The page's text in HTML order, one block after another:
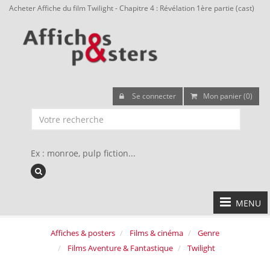
Acheter Affiche du film Twilight - Chapitre 4 : Révélation 1ère partie (cast)
Se connecter Mon panier (0)
Ex : monroe, pulp fiction...
MENU
Affiches & posters Films & cinéma
Genre
Films Aventure & Fantastique
Twilight